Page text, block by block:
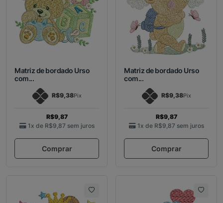
Matriz de bordado Urso
com...
R$9,38Pix
R$9,87
1x de R$9,87 sem juros
Comprar
Matriz de bordado Urso
com...
R$9,38Pix
R$9,87
1x de R$9,87 sem juros
Comprar